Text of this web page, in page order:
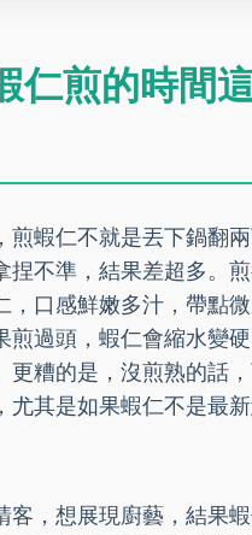
仁煎的時間
煎蝦仁不就是丟下鍋翻
捏不準，結果差超多。
，口感鮮嫩多汁，帶點
煎過頭，蝦仁會縮水變
更糟的是，沒煎熟的話
尤其是如果蝦仁不是最
客，想展現廚藝，結果